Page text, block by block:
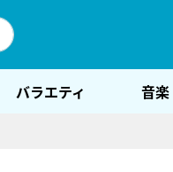
バラエティ 音楽